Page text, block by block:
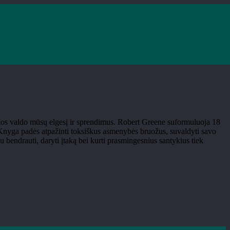
valdo mūsų elgesį ir sprendimus. Robert Greene suformuluoja 18
padės atpažinti toksiškus asmenybės bruožus, suvaldyti savo
daryti įtaką bei kurti prasmingesnius santykius tiek